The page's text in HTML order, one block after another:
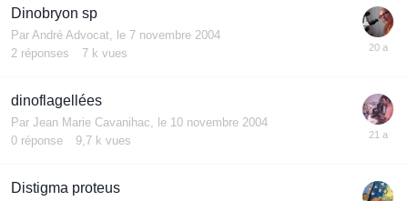
Dinobryon sp
Par André Advocat
le 7 novembre 2004
2 réponses 7 k vues
dinoflagellées
Par Jean Marie Cavanihac
le 10 novembre 2004
0 réponse 9,7 k vues
Distigma proteus